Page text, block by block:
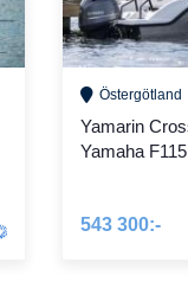
Östergötland
Yamarin
Yamaha
543 300:-